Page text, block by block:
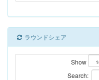
ラウンドシェア
Show
Search: